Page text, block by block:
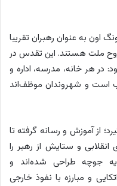
به عنوان رهبران تقریبا
ملت هستند. این تقدس در
در هر خانه، مدرسه، اداره و
است و شهروندان موظف‌اند
از آموزش و رسانه گرفته تا
انقلابی و ستایش از رهبر را
جوچه طراحی شده‌اند و
و مبارزه با نفوذ خارجی